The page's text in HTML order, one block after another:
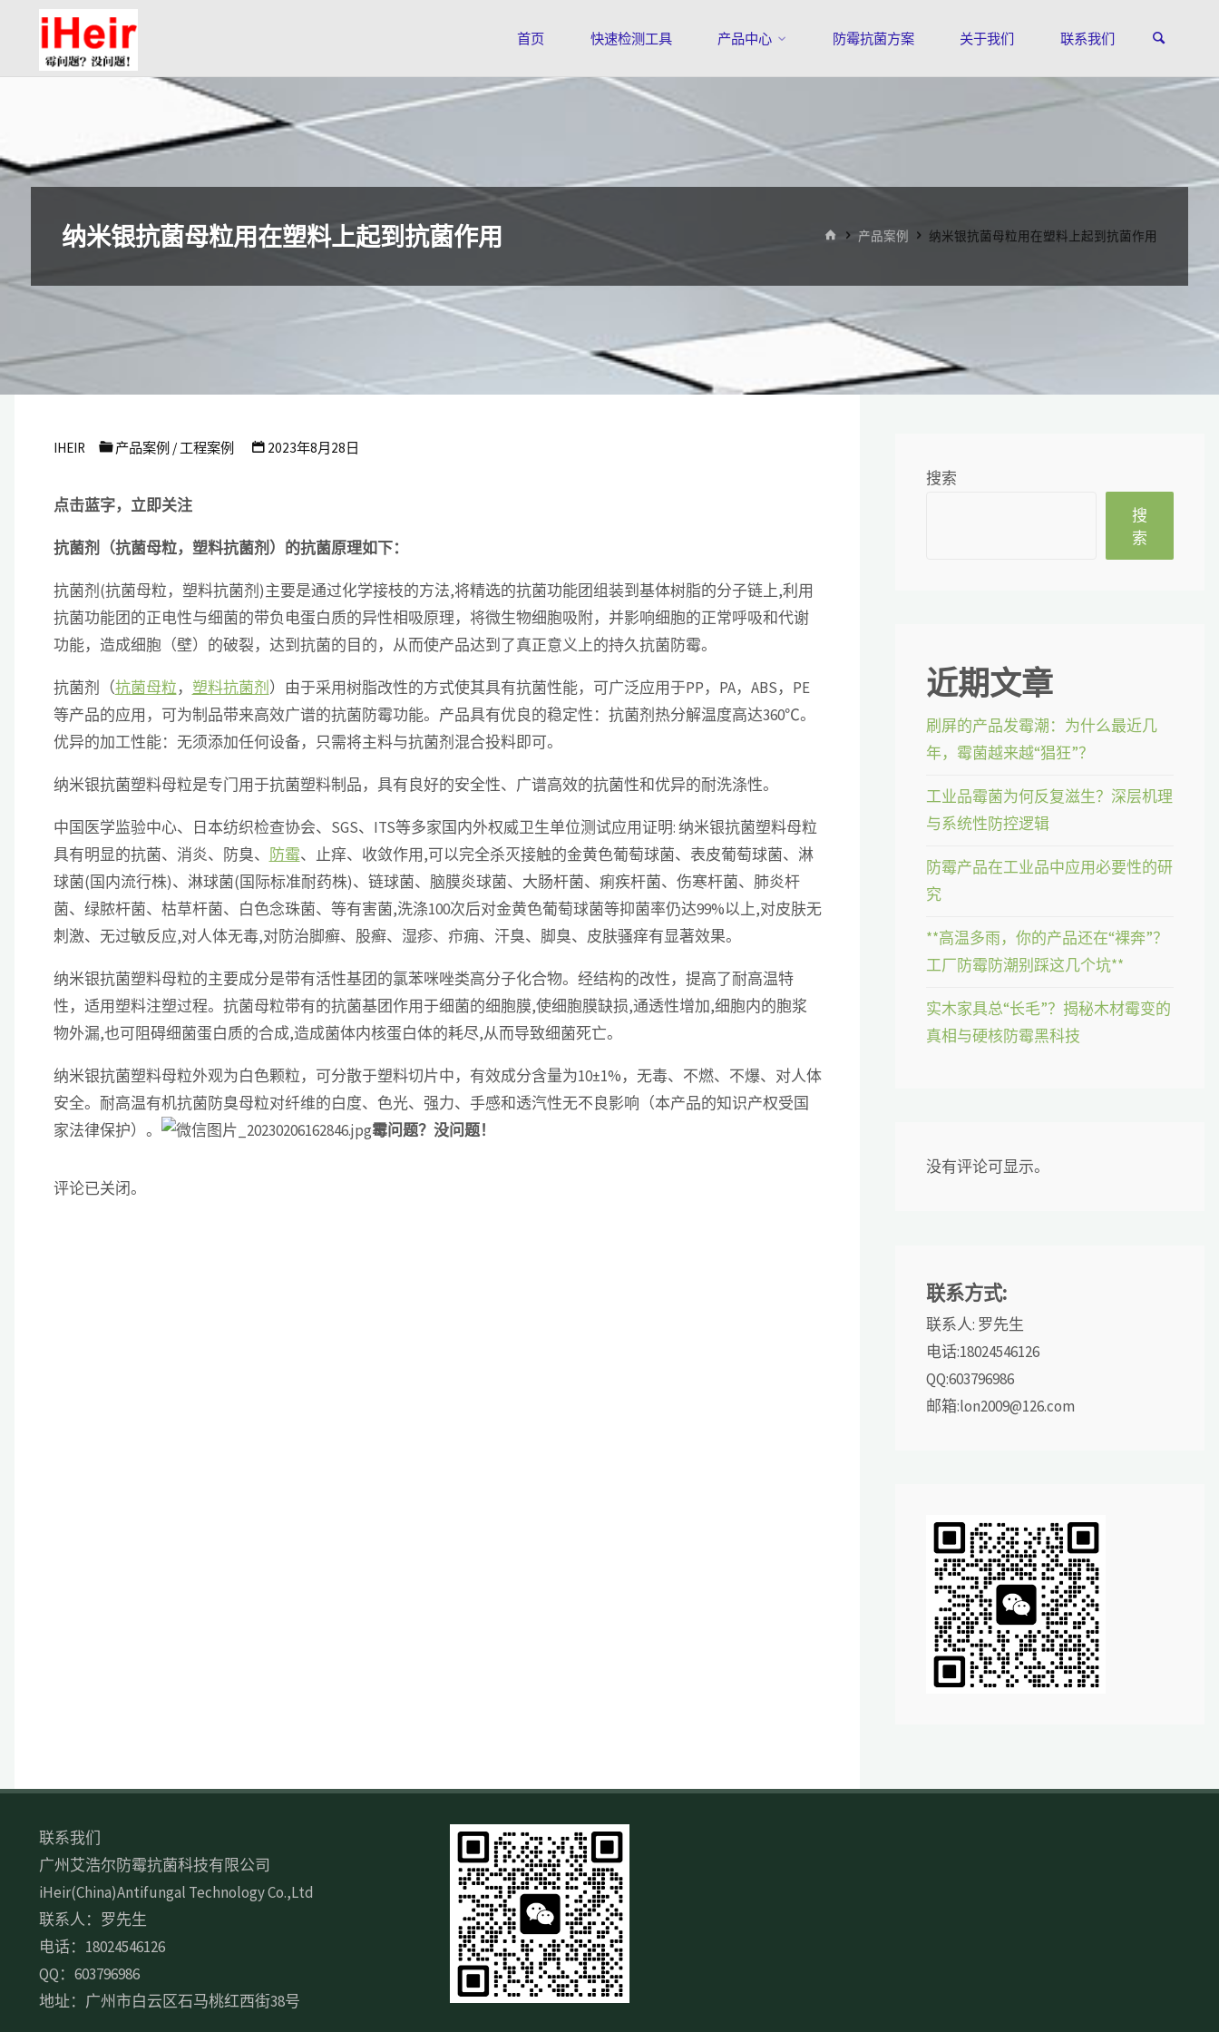
剂|
菌
水
剂|
干
剂-
艾
尔
霉
抗
菌
科
技
有
限
司
首页 快速检测工具 产品中心 防霉抗菌方案 关于我们 联系我们
纳米银抗菌母粒用在塑料上起到抗菌作用
首 产品案例 纳米银抗菌母粒用在塑料上起到抗菌作用
IHEIR 产品案例 / 工程案例 2023年8月28日
点击蓝字，立即关注
抗菌剂（抗菌母粒，塑料抗菌剂）的抗菌原理如下：
抗菌剂(抗菌母粒，塑料抗菌剂)主要是通过化学接枝的方法,将精选的抗菌功能团组装到基体树脂的分子链上,利用
抗菌功能团的正电性与细菌的带负电蛋白质的异性相吸原理，将微生物细胞吸附，并影响细胞的正常呼吸和代谢
功能，造成细胞（壁）的破裂，达到抗菌的目的，从而使产品达到了真正意义上的持久抗菌防霉。
抗菌剂（抗菌母粒， 塑料抗菌剂）由于采用树脂改性的方式使其具有抗菌性能，可广泛应用于PP，PA，ABS，PE
等产品的应用，可为制品带来高效广谱的抗菌防霉功能。产品具有优良的稳定性：抗菌剂热分解温度高达360℃。
优异的加工性能：无须添加任何设备，只需将主料与抗菌剂混合投料即可。
纳米银抗菌塑料母粒是专门用于抗菌塑料制品，具有良好的安全性、广谱高效的抗菌性和优异的耐洗涤性。
中国医学监验中心、日本纺织检查协会、SGS、ITS等多家国内外权威卫生单位测试应用证明: 纳米银抗菌塑料母粒
具有明显的抗菌、消炎、防臭、 防霉、止痒、收敛作用,可以完全杀灭接触的金黄色葡萄球菌、表皮葡萄球菌、淋
球菌(国内流行株)、淋球菌(国际标准耐药株)、链球菌、脑膜炎球菌、大肠杆菌、痢疾杆菌、伤寒杆菌、肺炎杆
菌、绿脓杆菌、枯草杆菌、白色念珠菌、等有害菌,洗涤100次后对金黄色葡萄球菌等抑菌率仍达99%以上,对皮肤无
刺激、无过敏反应,对人体无毒,对防治脚癣、股癣、湿疹、疖痈、汗臭、脚臭、皮肤骚痒有显著效果。
纳米银抗菌塑料母粒的主要成分是带有活性基团的氯苯咪唑类高分子化合物。经结构的改性，提高了耐高温特
性，适用塑料注塑过程。抗菌母粒带有的抗菌基团作用于细菌的细胞膜,使细胞膜缺损,通透性增加,细胞内的胞浆
物外漏,也可阻碍细菌蛋白质的合成,造成菌体内核蛋白体的耗尽,从而导致细菌死亡。
纳米银抗菌塑料母粒外观为白色颗粒，可分散于塑料切片中，有效成分含量为10±1%，无毒、不燃、不爆、对人体
安全。耐高温有机抗菌防臭母粒对纤维的白度、色光、强力、手感和透汽性无不良影响（本产品的知识产权受国
家法律保护）。
霉问题？没问题！
评论已关闭。
搜索
搜
索
近期文章
刷屏的产品发霉潮：为什么最近几
年，霉菌越来越“猖狂”？
工业品霉菌为何反复滋生？深层机理
与系统性防控逻辑
防霉产品在工业品中应用必要性的研
究
**高温多雨，你的产品还在“裸奔”？
工厂防霉防潮别踩这几个坑**
实木家具总“长毛”？揭秘木材霉变的
真相与硬核防霉黑科技
没有评论可显示。
联系方式:
联系人: 罗先生
电话:18024546126
QQ:603796986
邮箱:lon2009@126.com
联系我们
广州艾浩尔防霉抗菌科技有限公司
iHeir(China)Antifungal Technology Co.,Ltd
联系人：罗先生
电话：18024546126
QQ：603796986
地址：广州市白云区石马桃红西街38号